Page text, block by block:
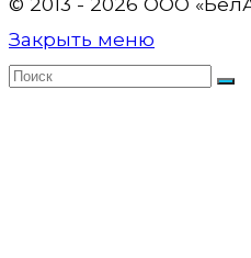
Закрыть меню